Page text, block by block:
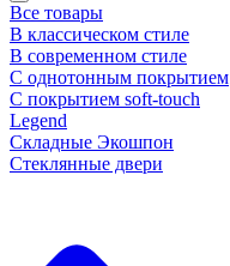
Все товары
В классическом стиле
В современном стиле
С однотонным покрытием
С покрытием soft-touch
Legend
Складные Экошпон
Стеклянные двери